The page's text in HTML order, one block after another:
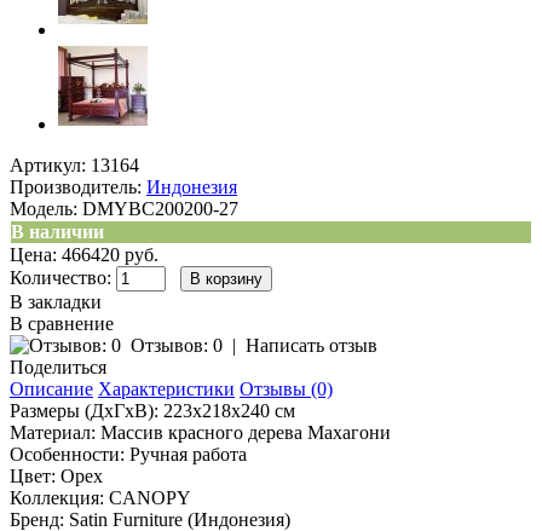
Артикул: 13164
Производитель: Индонезия
Модель: DMYBC200200-27
В наличии
Цена: 466420 руб.
Количество:
В закладки
В сравнение
Отзывов: 0 | Написать отзыв
Поделиться
Описание Характеристики Отзывы (0)
Размеры (ДхГхВ): 223х218х240 см
Материал: Массив красного дерева Махагони
Особенности: Ручная работа
Цвет: Орех
Коллекция: CANOPY
Бренд: Satin Furniture (Индонезия)